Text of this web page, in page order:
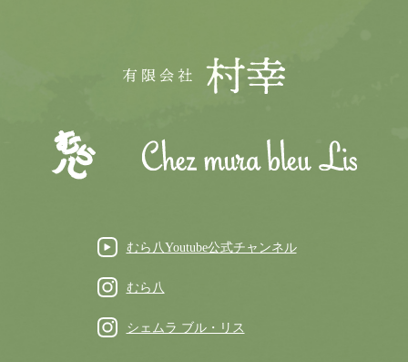
むら八Youtube公式チャンネル
むら八
シェムラ ブル・リス